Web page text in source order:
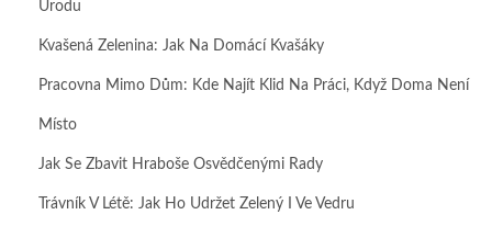
Úrodu
Kvašená Zelenina: Jak Na Domácí Kvašáky
Pracovna Mimo Dům: Kde Najít Klid Na Práci, Když Doma Není
Místo
Jak Se Zbavit Hraboše Osvědčenými Rady
Trávník V Létě: Jak Ho Udržet Zelený I Ve Vedru